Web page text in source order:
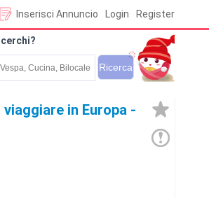
Login Register
Inserisci Annuncio
in Europa -